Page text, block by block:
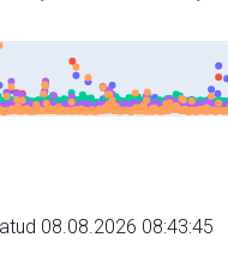
08.08.2026 08:43:45